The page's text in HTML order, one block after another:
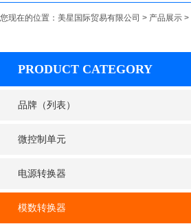
您现在的位置： 美星国际贸易有限公司 > 产品展示 >
PRODUCT CATEGORY
品牌（列表）
微控制单元
电源转换器
模数转换器